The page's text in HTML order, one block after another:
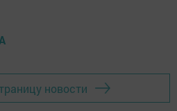
новости